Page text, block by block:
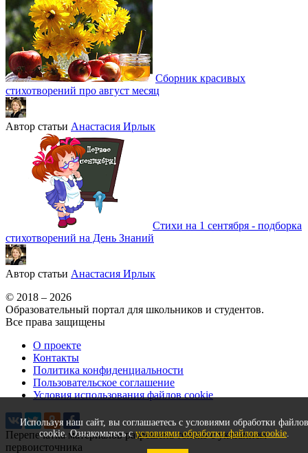
Сборник красивых
стихотворений про август месяц
Автор статьи Анастасия Ирлык
Стихи на 1 сентября - подборка
стихотворений на День Знаний
Автор статьи Анастасия Ирлык
Используя наш сайт, вы соглашаетесь с условиями обработки файлов
cookie. Ознакомьтесь сусловиями обработки файлов cookie.
© 2018 – 2026
Образовательный портал для школьников и студентов.
Все права защищены
О проекте
Контакты
Политика конфиденциальности
Пользовательское соглашение
Условия использования файлов cookie
Перепечатка материалов разрешена только с указанием
первоисточника